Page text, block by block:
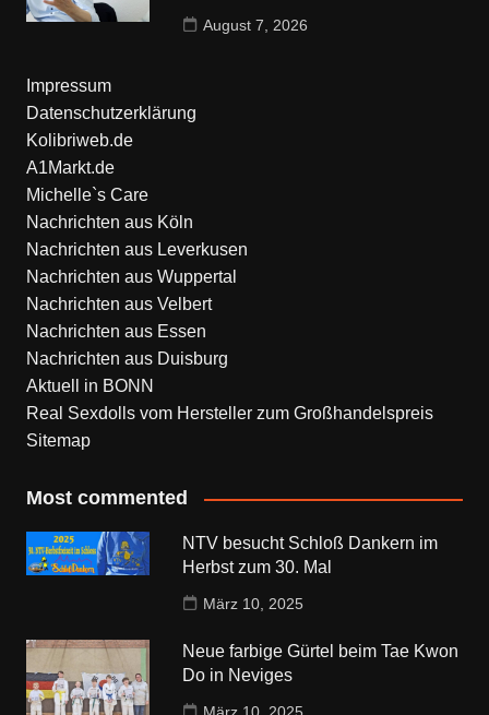
August 7, 2026
Impressum
Datenschutzerklärung
Kolibriweb.de
A1Markt.de
Michelle`s Care
Nachrichten aus Köln
Nachrichten aus Leverkusen
Nachrichten aus Wuppertal
Nachrichten aus Velbert
Nachrichten aus Essen
Nachrichten aus Duisburg
Aktuell in BONN
Real Sexdolls vom Hersteller zum Großhandelspreis
Sitemap
Most commented
NTV besucht Schloß Dankern im
Herbst zum 30. Mal
März 10, 2025
Neue farbige Gürtel beim Tae Kwon
Do in Neviges